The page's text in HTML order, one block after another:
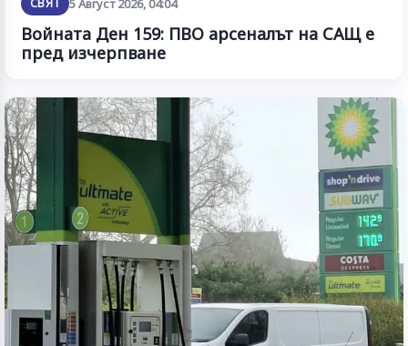
Войната Ден 159: ПВО арсеналът на САЩ е
пред изчерпване